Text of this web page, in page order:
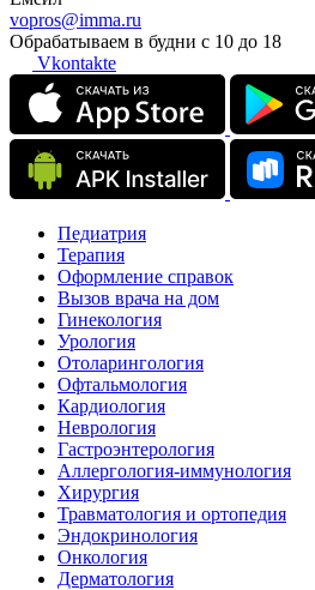
vopros@imma.ru
Обрабатываем в будни с 10 до 18
Vkontakte
Педиатрия
Терапия
Оформление справок
Вызов врача на дом
Гинекология
Урология
Отоларингология
Офтальмология
Кардиология
Неврология
Гастроэнтерология
Аллергология-иммунология
Хирургия
Травматология и ортопедия
Эндокринология
Онкология
Дерматология